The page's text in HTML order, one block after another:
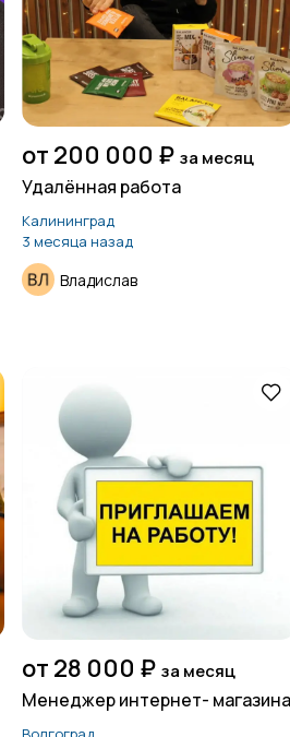
от 200 000 ₽ за месяц
Удалённая работа
Калининград
3 месяца назад
Владислав
от 28 000 ₽ за месяц
Менеджер интернет- магазина